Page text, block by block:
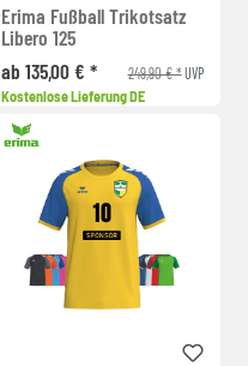
Erima Fußball Trikotsatz
Libero 125
ab 135,00 € *
249,90 € *UVP
Kostenlose Lieferung DE